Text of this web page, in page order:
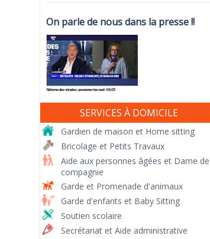
On parle de nous dans la presse !!
SERVICES À DOMICILE
Gardien de maison et Home sitting
Bricolage et Petits Travaux
Aide aux personnes âgées et Dame de
compagnie
Garde et Promenade d'animaux
Garde d'enfants et Baby Sitting
Soutien scolaire
Secrétariat et Aide administrative